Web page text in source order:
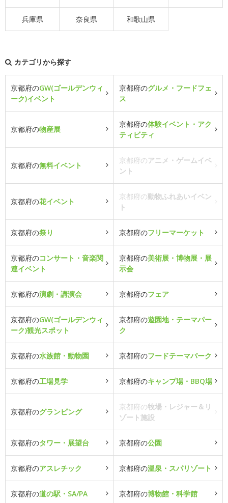
兵庫県 奈良県 和歌山県
カテゴリから探す
京都府のGW(ゴールデンウィ
ーク)イベント
京都府のグルメ・フードフェ
ス
京都府の物産展
京都府の体験イベント・アク
ティビティ
京都府の無料イベント
京都府のアニメ・ゲームイベ
ント
京都府の花イベント
京都府の動物ふれあいイベン
ト
京都府の祭り 京都府のフリーマーケット
京都府のコンサート・音楽関
連イベント
京都府の美術展・博物展・展
示会
京都府の演劇・講演会 京都府のフェア
京都府のGW(ゴールデンウィ
ーク)観光スポット
京都府の遊園地・テーマパー
ク
京都府の水族館・動物園 京都府のフードテーマパーク
京都府の工場見学 京都府のキャンプ場・BBQ場
京都府のグランピング
京都府の牧場・レジャー＆リ
ゾート施設
京都府のタワー・展望台 京都府の公園
京都府のアスレチック 京都府の温泉・スパリゾート
京都府の道の駅・SA/PA 京都府の博物館・科学館